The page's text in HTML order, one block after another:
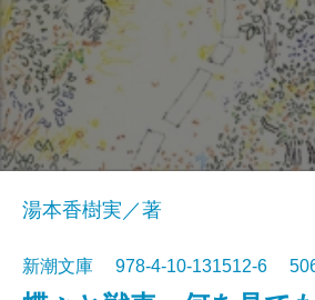
湯本香樹実／著
新潮文庫 978-4-10-131512-6